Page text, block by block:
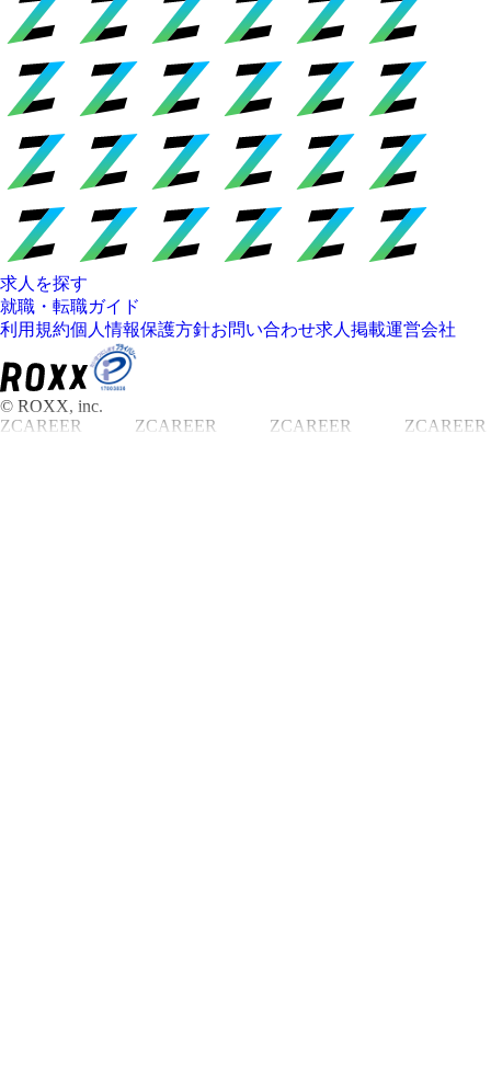
求人を探す
就職・転職ガイド
利用規約個人情報保護方針お問い合わせ求人掲載運営会社
© ROXX, inc.
ZCAREER
ZCAREER ZCAREER ZCAREER